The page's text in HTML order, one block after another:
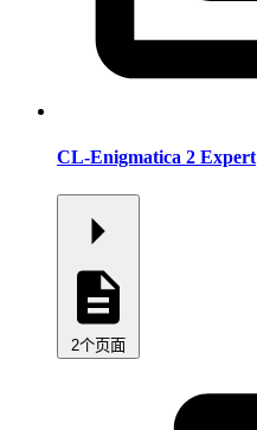
CL-Enigmatica 2 Expert
2个页面